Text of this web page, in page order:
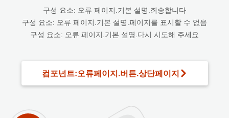
구성 요소: 오류 페이지.기본 설명.죄송합니다
구성 요소: 오류 페이지.기본 설명.페이지를 표시할 수 없음
구성 요소: 오류 페이지.기본 설명.다시 시도해 주세요
컴포넌트:오류페이지.버튼.상단페이지